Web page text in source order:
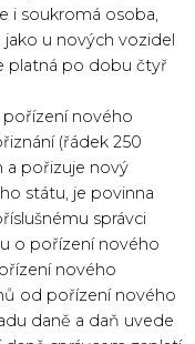
i soukromá osoba,
u nových vozidel
platná po dobu čtyř
nového
(řádek 250
a pořizuje nový
státu, je povinna
správci
o pořízení nového
nového
od pořízení nového
daně a daň uvede